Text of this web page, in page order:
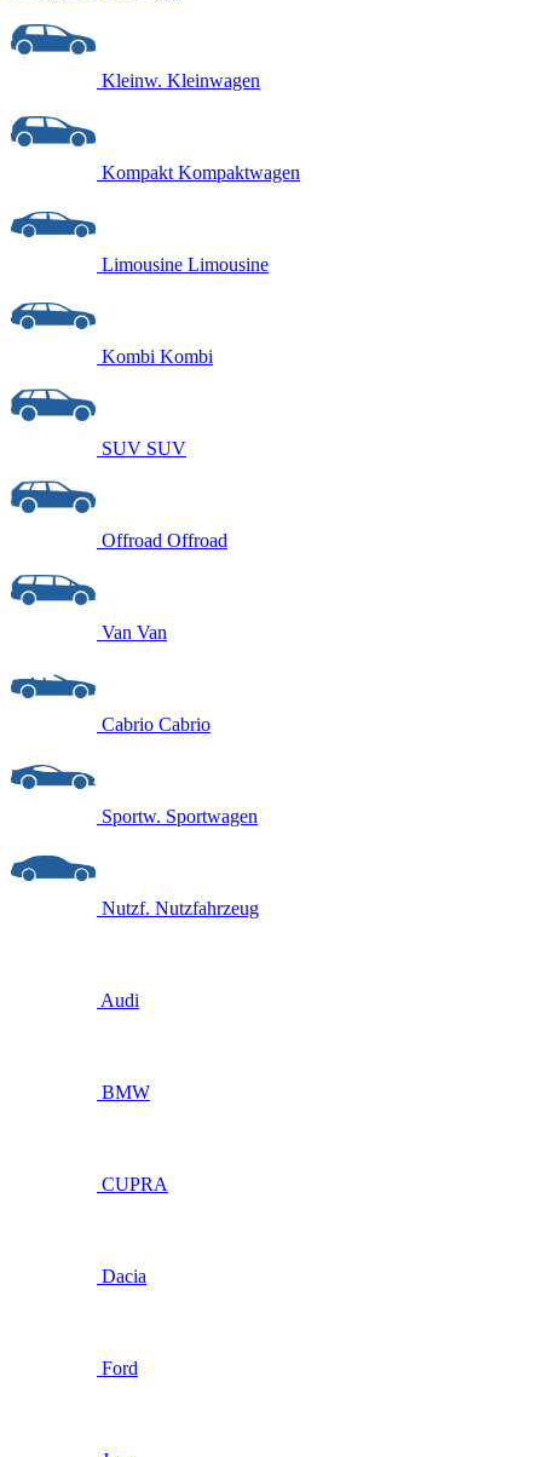
Kleinw. Kleinwagen
Kompakt Kompaktwagen
Limousine Limousine
Kombi Kombi
SUV SUV
Offroad Offroad
Van Van
Cabrio Cabrio
Sportw. Sportwagen
Nutzf. Nutzfahrzeug
Audi
BMW
CUPRA
Dacia
Ford